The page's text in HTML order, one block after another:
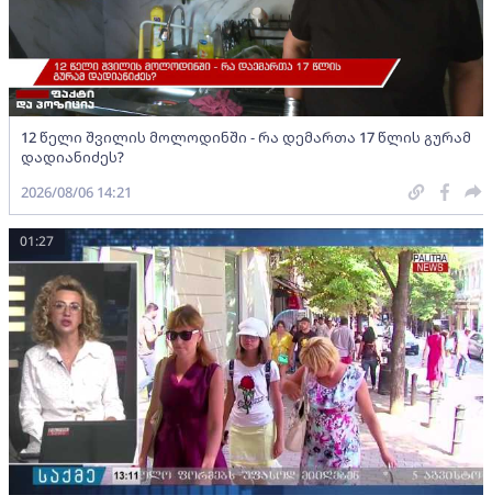
12 წელი შვილის მოლოდინში - რა დემართა 17 წლის გურამ
დადიანიძეს?
2026/08/06 14:21
01:27